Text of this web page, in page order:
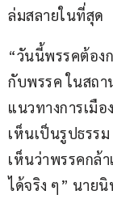
ล่มสลายในที่สุด
“วันนี้พรรคต้อง
กับพรรค ในสถ
แนวทางการเมื
เห็นเป็นรูปธรร
เห็นว่าพรรคกล้
ได้จริง ๆ” นาย